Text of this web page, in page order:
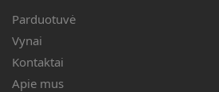
Parduotuvė
Vynai
Kontaktai
Apie mus